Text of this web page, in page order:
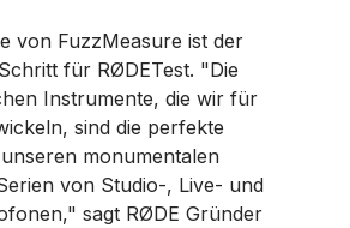
von FuzzMeasure ist der
für RØDETest. "Die
Instrumente, die wir für
sind die perfekte
monumentalen
von Studio-, Live- und
sagt RØDE Gründer